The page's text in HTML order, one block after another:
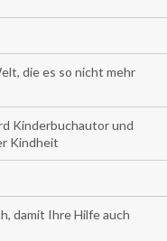
die es so nicht mehr
Kinderbuchautor und
Kindheit
damit Ihre Hilfe auch